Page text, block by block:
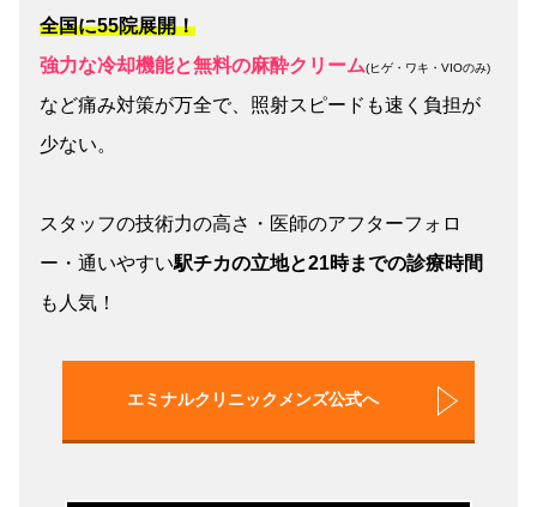
全国に55院展開！
強力な冷却機能と無料の麻酔クリーム(ヒゲ・ワキ・VIOのみ)
など痛み対策が万全で、照射スピードも速く負担が
少ない。
スタッフの技術力の高さ・医師のアフターフォロ
ー・通いやすい駅チカの立地と21時までの診療時間
も人気！
エミナルクリニックメンズ公式へ